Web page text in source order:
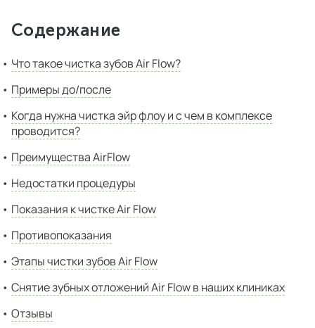
отвердевают и образуют зубной камень. Бороться за
условиях достаточно проблематично и практически
безрезультатно, необходимо регулярное посещение
кабинета дантиста.
Обеспечить красивые сияющие зубы поможет
эстетическая стоматология. Сегодня она шагнула
зубов можно всего за одно посещение
стоматологического кабинета. Современное
популярными, простыми и доступными процедурами,
что провести их с комфортом можно во многих
Содержание
Что такое чистка зубов Air Flow?
Примеры до/после
Когда нужна чистка эйр флоу и с чем в комплексе
проводится?
Преимущества AirFlow
Недостатки процедуры
Показания к чистке Air Flow
Противопоказания
Этапы чистки зубов Air Flow
Снятие зубных отложений Air Flow в наших клиниках
Отзывы